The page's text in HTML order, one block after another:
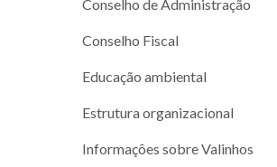
Conselho de Administração
Conselho Fiscal
Educação ambiental
Estrutura organizacional
Informações sobre Valinhos